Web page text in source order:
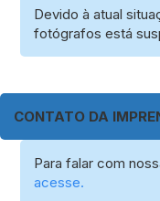
Devido à atual
fotógrafos está
CONTATO DA
Para falar com
acesse.